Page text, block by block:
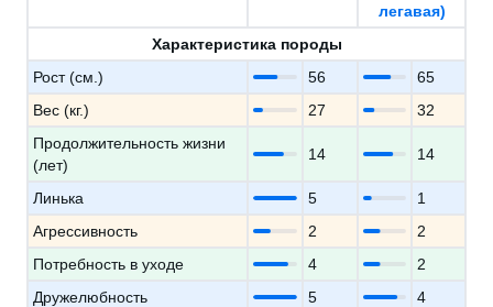
легавая)
Характеристика породы
Рост (см.)
56
65
Вес (кг.)
27
32
Продолжительность жизни
(лет)
14 14
Линька 5
1
Агрессивность
2
2
Потребность в уходе
4
2
Дружелюбность
5
4